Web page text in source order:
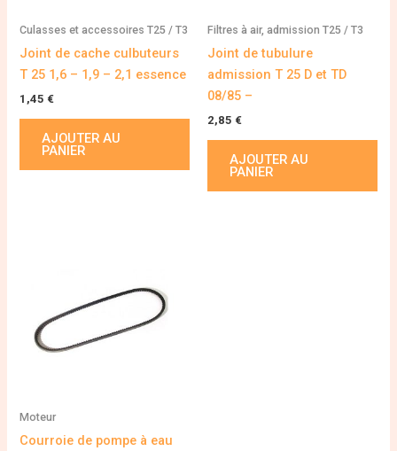
Culasses et accessoires T25 / T3
Joint de cache culbuteurs
T 25 1,6 – 1,9 – 2,1 essence
1,45 €
AJOUTER AU
PANIER
Filtres à air, admission T25 / T3
Joint de tubulure
admission T 25 D et TD
08/85 –
2,85 €
AJOUTER AU
PANIER
Moteur
Courroie de pompe à eau